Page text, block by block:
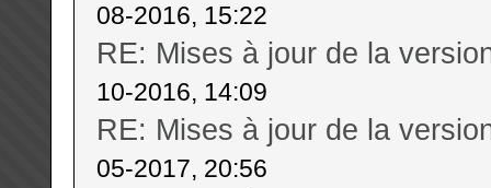
08-2016, 15:22
RE: Mises à jour de la
10-2016, 14:09
RE: Mises à jour de la
05-2017, 20:56